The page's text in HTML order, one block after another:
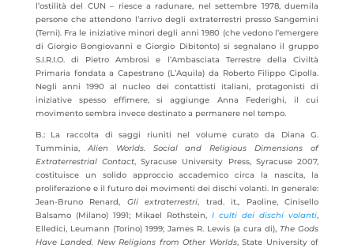
l’ostilità del CUN – riesce a radunare, nel settembre 1978, duemila
persone che attendono l’arrivo degli extraterrestri presso Sangemini
(Terni). Fra le iniziative minori degli anni 1980 (che vedono l’emergere
di Giorgio Bongiovanni e Giorgio Dibitonto) si segnalano il gruppo
S.I.R.I.O. di Pietro Ambrosi e l’Ambasciata Terrestre della Civiltà
Primaria fondata a Capestrano (L’Aquila) da Roberto Filippo Cipolla.
Negli anni 1990 al nucleo dei contattisti italiani, protagonisti di
iniziative spesso effimere, si aggiunge Anna Federighi, il cui
movimento sembra invece destinato a permanere nel tempo.
B.: La raccolta di saggi riuniti nel volume curato da Diana G.
Tumminia,Alien Worlds. Social and Religious Dimensions of
Extraterrestrial Contact, Syracuse University Press, Syracuse 2007,
costituisce un solido approccio accademico circa la nascita, la
proliferazione e il futuro dei movimenti dei dischi volanti. In generale:
Jean-Bruno Renard, Gli extraterrestri, trad. it., Paoline, Cinisello
Balsamo (Milano) 1991; Mikael Rothstein,I culti dei dischi volanti,
Elledici, Leumann (Torino) 1999; James R. Lewis (a cura di),The Gods
Have Landed. New Religions from Other Worlds, State University of